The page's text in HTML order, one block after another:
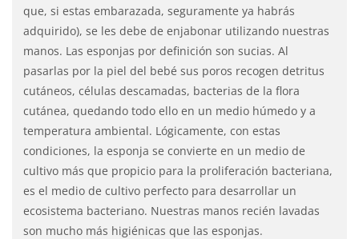
que, si estas embarazada, seguramente ya habrás
adquirido), se les debe de enjabonar utilizando nuestras
manos. Las esponjas por definición son sucias. Al
pasarlas por la piel del bebé sus poros recogen detritus
cutáneos, células descamadas, bacterias de la flora
cutánea, quedando todo ello en un medio húmedo y a
temperatura ambiental. Lógicamente, con estas
condiciones, la esponja se convierte en un medio de
cultivo más que propicio para la proliferación bacteriana,
es el medio de cultivo perfecto para desarrollar un
ecosistema bacteriano. Nuestras manos recién lavadas
son mucho más higiénicas que las esponjas.